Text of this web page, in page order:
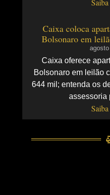
Caixa coloca
Bolsonaro em
Caixa oferece
Bolsonaro em leilão
644 mil; entenda os
assessoria